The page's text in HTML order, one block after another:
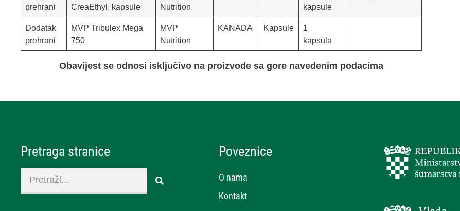
prehrani
CreaEthyl, kapsule
Nutrition
kapsule
Dodatak
prehrani
MVP Tribulex Mega
750
MVP
Nutrition
KANADA Kapsule
1
kapsula
Obavijest se odnosi isključivo na proizvode sa gore navedenim podacima
Pretraga stranice Poveznice
O nama
Kontakt